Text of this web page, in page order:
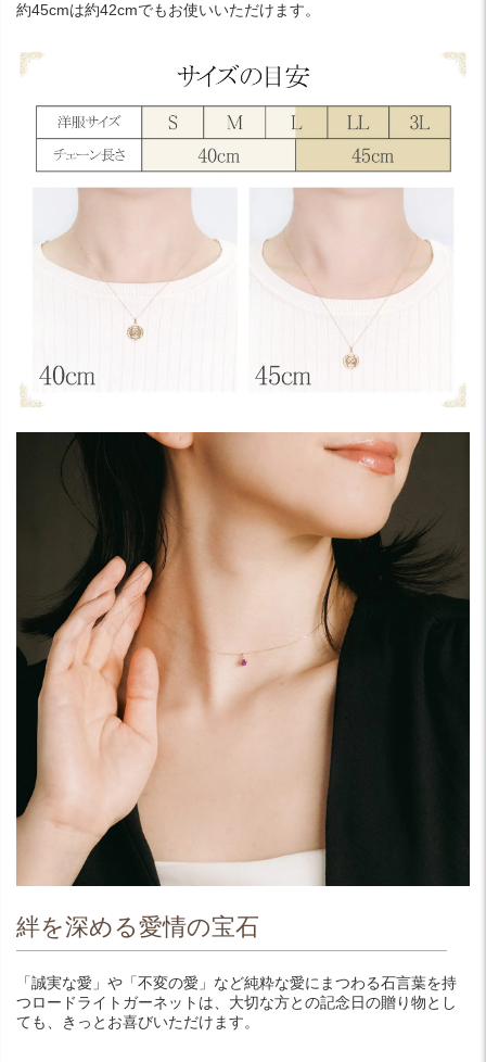
約45cmは約42cmでもお使いいただけます。
絆を深める愛情の宝石
「誠実な愛」や「不変の愛」など純粋な愛にまつわる石言葉を持
つロードライトガーネットは、大切な方との記念日の贈り物とし
ても、きっとお喜びいただけます。